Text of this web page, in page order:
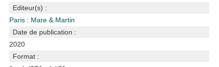
Editeur(s) :
Paris : Mare & Martin
Date de publication :
2020
Format :